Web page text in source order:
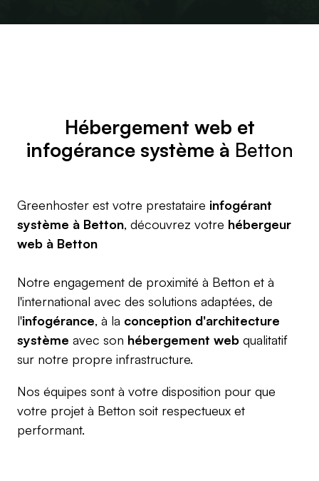
Hébergement web et
infogérance système à Betton
Greenhoster est votre prestataire infogérant
système à Betton, découvrez votre hébergeur
web à Betton
Notre engagement de proximité à Betton et à
l'international avec des solutions adaptées, de
l'infogérance, à la conception d'architecture
système avec son hébergement web qualitatif
sur notre propre infrastructure.
Nos équipes sont à votre disposition pour que
votre projet à Betton soit respectueux et
performant.